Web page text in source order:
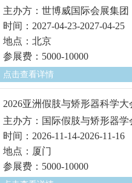
主办方：世博威国际会展集团
时间：2027-04-23-2027-04-25
地点：北京
参展费：5000-10000
点击查看详情
2026亚洲假肢与矫形器科学大
主办方：国际假肢与矫形器学
时间：2026-11-14-2026-11-16
地点：厦门
参展费：5000-10000